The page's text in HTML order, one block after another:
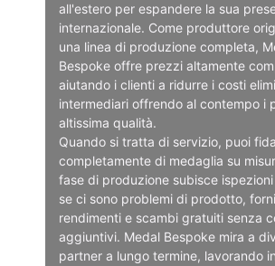
all'estero per espandere la sua
internazionale. Come produttore
una linea di produzione completa,
Bespoke offre prezzi altamente
aiutando i clienti a ridurre i costi
intermediari offrendo al contempo i
altissima qualità.
Quando si tratta di servizio, puoi
completamente di medaglia su
fase di produzione subisce
se ci sono problemi di prodotto,
rendimenti e scambi gratuiti senza
aggiuntivi. Medal Bespoke mira a
partner a lungo termine, lavorando